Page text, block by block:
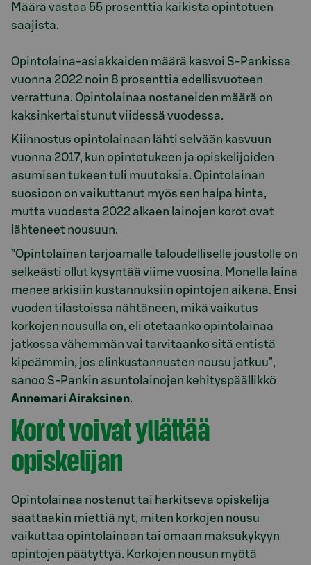
Määrä vastaa 55 prosenttia kaikista opintotuen
saajista.
Opintolaina-asiakkaiden määrä kasvoi S-Pankissa
vuonna 2022 noin 8 prosenttia edellisvuoteen
verrattuna. Opintolainaa nostaneiden määrä on
kaksinkertaistunut viidessä vuodessa.
Kiinnostus opintolainaan lähti selvään kasvuun
vuonna 2017, kun opintotukeen ja opiskelijoiden
asumisen tukeen tuli muutoksia. Opintolainan
suosioon on vaikuttanut myös sen halpa hinta,
mutta vuodesta 2022 alkaen lainojen korot ovat
lähteneet nousuun.
”Opintolainan tarjoamalle taloudelliselle joustolle on
selkeästi ollut kysyntää viime vuosina. Monella laina
menee arkisiin kustannuksiin opintojen aikana. Ensi
vuoden tilastoissa nähtäneen, mikä vaikutus
korkojen nousulla on, eli otetaanko opintolainaa
jatkossa vähemmän vai tarvitaanko sitä entistä
kipeämmin, jos elinkustannusten nousu jatkuu",
sanoo S-Pankin asuntolainojen kehityspäällikkö
Annemari Airaksinen.
Korot voivat yllättää
opiskelijan
Opintolainaa nostanut tai harkitseva opiskelija
saattaakin miettiä nyt, miten korkojen nousu
vaikuttaa opintolainaan tai omaan maksukykyyn
opintojen päätyttyä. Korkojen nousun myötä